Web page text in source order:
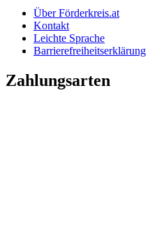
Über Förderkreis.at
Kontakt
Leichte Sprache
Barrierefreiheitserklärung
Zahlungsarten